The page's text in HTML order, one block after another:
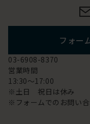
フォー
03-6908-8370
営業時間
13:30～17:00
※土日 祝日は休み
※フォームでのお問い合